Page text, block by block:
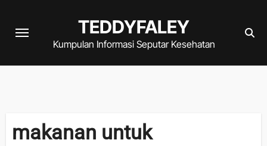
TEDDYFALEY
Kumpulan Informasi Seputar Kesehatan
makanan untuk